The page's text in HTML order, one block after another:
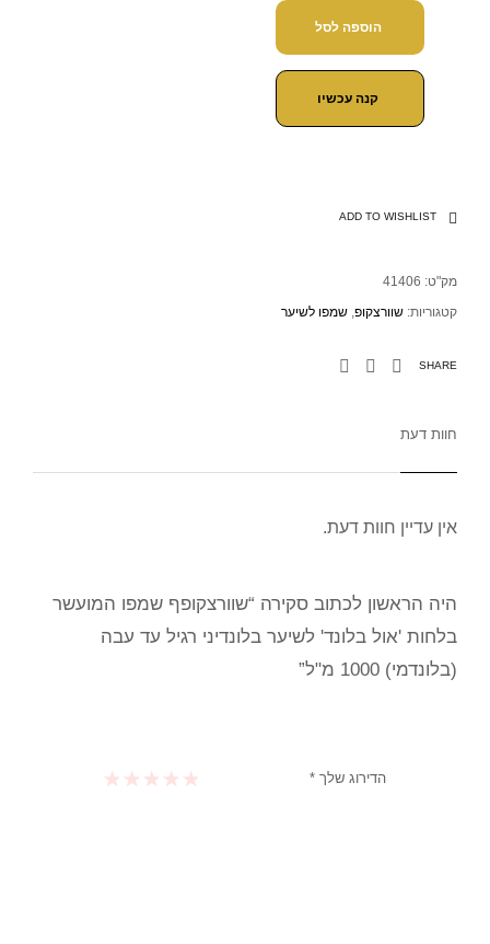
הוספה לסל
קנה עכשיו
ADD TO WISHLIST
מק"ט: 41406
קטגוריות: שוורצקופ, שמפו לשיער
SHARE
חוות דעת
אין עדיין חוות דעת.
היה הראשון לכתוב סקירה “שוורצקופף שמפו המועשר
בלחות 'אול בלונד' לשיער בלונדיני רגיל עד עבה
(בלונדמי) 1000 מ"ל”
הדירוג שלך * 1 מתוך 5 כוכבים 2 מתוך 5 כוכבים 3 מתוך 5 כוכבים 4 מתוך 5 כוכבים